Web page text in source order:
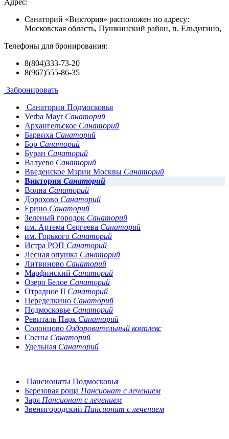
Адрес:
Санаторий «Виктория» расположен по адресу:
Московская область, Пушкинский район, п. Ельдигино,
Телефоны для бронирования:
8(804)333-73-20
8(967)555-86-35
Забронировать
Санатории Подмосковья
Verba Mayr Санаторий
Архангельское Санаторий
Барвиха Санаторий
Бор Санаторий
Буран Санаторий
Валуево Санаторий
Введенское Мэрии Москвы Санаторий
Виктория Санаторий
Волна Санаторий
Дорохово Санаторий
Ерино Санаторий
Зеленый городок Санаторий
им. Артема Сергеева Санаторий
им. Горького Санаторий
Истра РОП Санаторий
Лесная опушка Санаторий
Литвиново Санаторий
Марфинский Санаторий
Озеро Белое Санаторий
Отрадное II Санаторий
Переделкино Санаторий
Подмосковье Санаторий
Ревиталь Парк Санаторий
Солонцово Оздоровительный комплекс
Сосны Санаторий
Удельная Санаторий
Пансионаты Подмосковья
Березовая роща Пансионат с лечением
Заря Пансионат с лечением
Звенигородский Пансионат с лечением